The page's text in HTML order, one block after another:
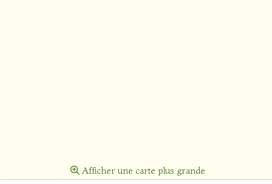
Afficher une carte plus grande